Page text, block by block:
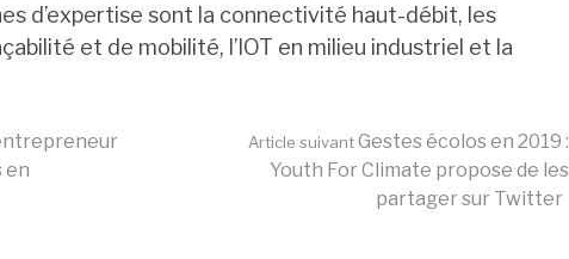
d’expertise sont la connectivité haut-débit, les
et de mobilité, l’IOT en milieu industriel et la
en
Article suivantGestes écolos en 2019 :
Youth For Climate propose de les
partager sur Twitter